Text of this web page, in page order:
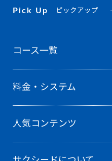
Pick Up ピックアップ
料金・システム
コース一覧
人気コンテンツ